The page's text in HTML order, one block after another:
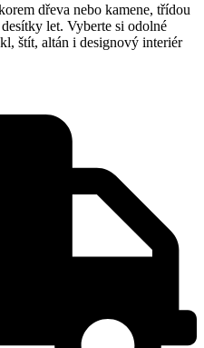
dřeva nebo kamene, třídou
let. Vyberte si odolné
štít, altán i designový interiér